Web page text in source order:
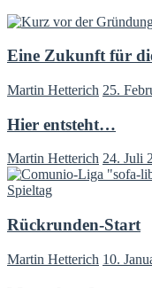
Eine Zukunft für
Martin Hetterich 25.
Hier entsteht…
Martin Hetterich 24. Juli
Rückrunden-Start
Martin Hetterich 10.